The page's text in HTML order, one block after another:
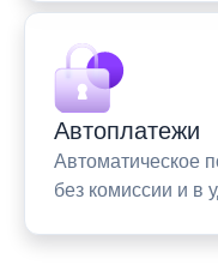
Автоплатежи
Автоматическое
без комиссии и в